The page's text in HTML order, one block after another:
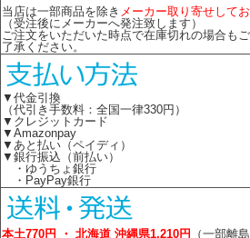
当店は一部商品を除き メーカー取り寄せしてお
（受注後にメーカーへ発注致します）
ご注文をいただいた時点で在庫切れの場合も
了承ください。
▼代金引換
（代引き手数料：全国一律330円）
▼クレジットカード
▼Amazonpay
▼あと払い（ペイディ）
▼銀行振込（前払い）
・ゆうちょ銀行
・PayPay銀行
本土770円 ・ 北海道 沖縄県1,210円 （一部離